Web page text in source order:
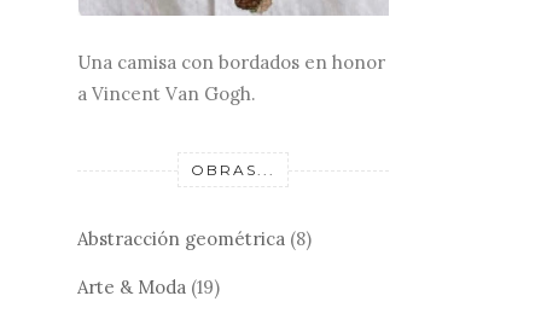
Una camisa con bordados en honor
a Vincent Van Gogh.
OBRAS...
Abstracción geométrica (8)
Arte & Moda (19)